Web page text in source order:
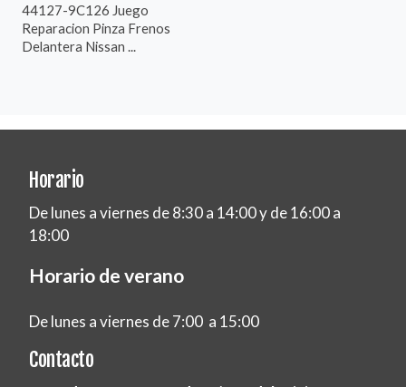
44127-9C126 Juego
Reparacion Pinza Frenos
Delantera Nissan ...
Horario
De lunes a viernes de 8:30 a 14:00 y de 16:00 a
18:00
Horario de verano
De lunes a viernes de 7:00 a 15:00
Contacto